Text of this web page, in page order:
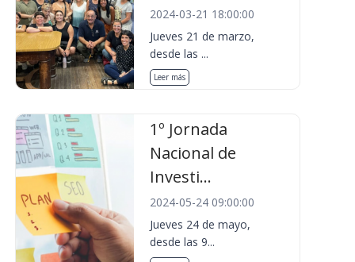
2024-03-21 18:00:00
Jueves 21 de marzo,
desde las ...
Leer más
1º Jornada
Nacional de
Investi...
2024-05-24 09:00:00
Jueves 24 de mayo,
desde las 9...